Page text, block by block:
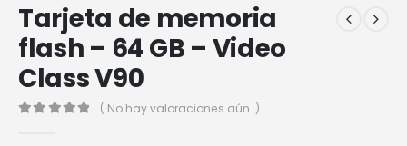
Tarjeta de memoria
flash – 64 GB – Video
Class V90
( No hay valoraciones aún. )